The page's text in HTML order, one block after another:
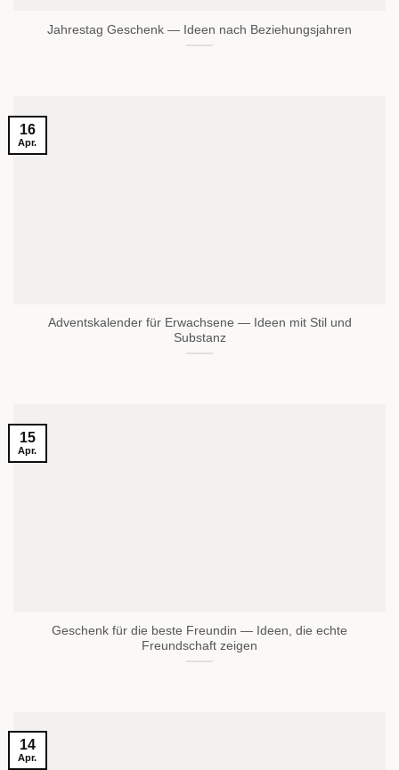
Jahrestag Geschenk — Ideen nach Beziehungsjahren
Adventskalender für Erwachsene — Ideen mit Stil und
Substanz
16
Apr.
Geschenk für die beste Freundin — Ideen, die echte
Freundschaft zeigen
15
Apr.
14
Apr.